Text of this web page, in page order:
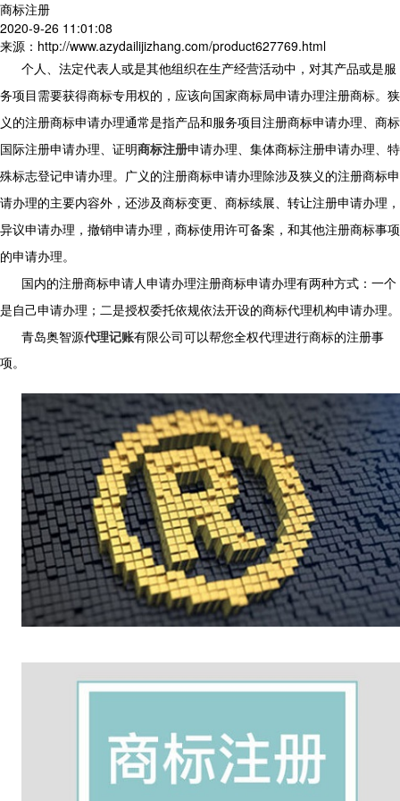
商标注册
2020-9-26 11:01:08
来源：http://www.azydailijizhang.com/product627769.html
个人、法定代表人或是其他组织在生产经营活动中，对其产品或是服
务项目需要获得商标专用权的，应该向国家商标局申请办理注册商标。狭
义的注册商标申请办理通常是指产品和服务项目注册商标申请办理、商标
国际注册申请办理、证明商标注册申请办理、集体商标注册申请办理、特
殊标志登记申请办理。广义的注册商标申请办理除涉及狭义的注册商标申
请办理的主要内容外，还涉及商标变更、商标续展、转让注册申请办理，
异议申请办理，撤销申请办理，商标使用许可备案，和其他注册商标事项
的申请办理。
国内的注册商标申请人申请办理注册商标申请办理有两种方式：一个
是自己申请办理；二是授权委托依规依法开设的商标代理机构申请办理。
青岛奥智源代理记账有限公司可以帮您全权代理进行商标的注册事
项。